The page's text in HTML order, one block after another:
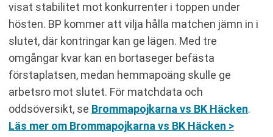
visat stabilitet mot konkurrenter i toppen under
hösten. BP kommer att vilja hålla matchen jämn in i
slutet, där kontringar kan ge lägen. Med tre
omgångar kvar kan en bortaseger befästa
förstaplatsen, medan hemmapoäng skulle ge
arbetsro mot slutet. För matchdata och
oddsöversikt, se Brommapojkarna vs BK Häcken.
Läs mer om Brommapojkarna vs BK Häcken >